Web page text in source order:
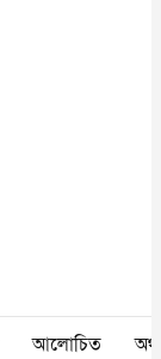
আলোচিত